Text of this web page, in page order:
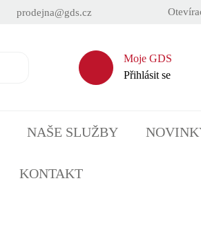
prodejna@gds.cz
Moje GDS
Přihlásit se
NAŠE SLUŽBY
KONTAKT